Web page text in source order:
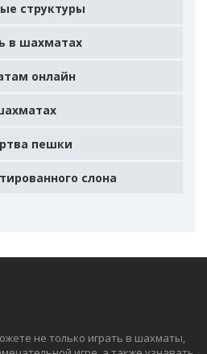
структуры
в шахматах
онлайн
пешки
слона
не только играть в шахматы,